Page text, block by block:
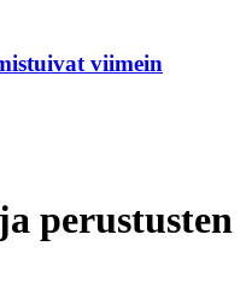
viimein
perustusten